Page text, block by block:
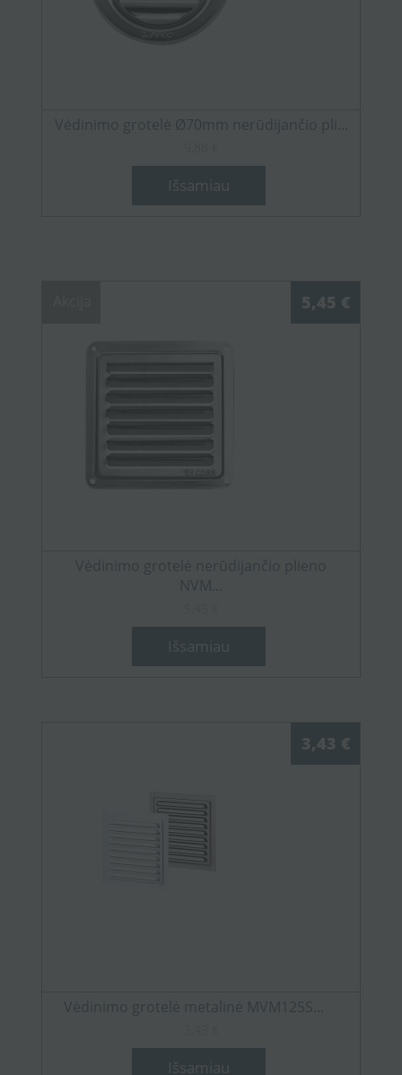
Vėdinimo grotelė Ø70mm nerūdijančio pli...
Išsamiau
5,45 €
Vėdinimo grotelė nerūdijančio plieno
NVM...
Išsamiau
3,43 €
Vėdinimo grotelė metalinė MVM125S...
Išsamiau